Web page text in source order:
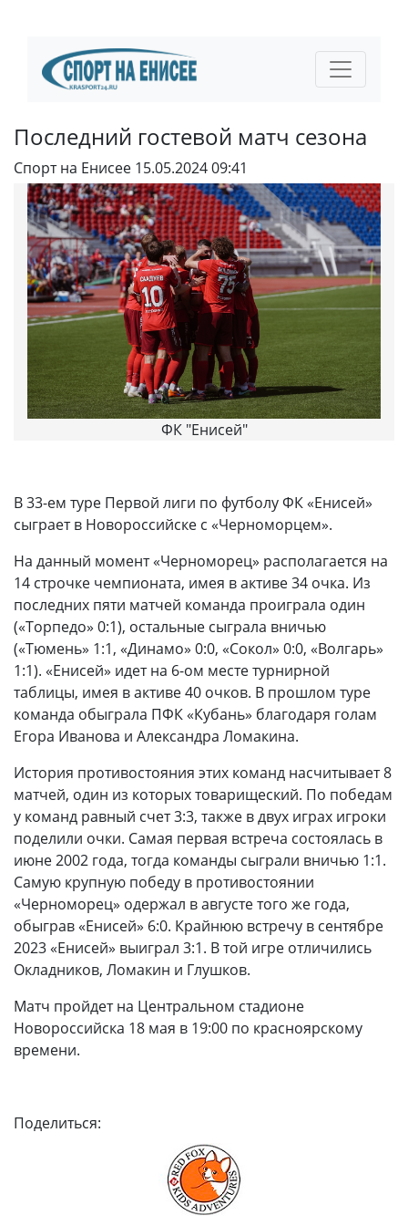
Последний гостевой матч сезона
Спорт на Енисее 15.05.2024 09:41
ФК "Енисей"
В 33-ем туре Первой лиги по футболу ФК «Енисей»
сыграет в Новороссийске с «Черноморцем».
На данный момент «Черноморец» располагается на
14 строчке чемпионата, имея в активе 34 очка. Из
последних пяти матчей команда проиграла один
(«Торпедо» 0:1), остальные сыграла вничью
(«Тюмень» 1:1, «Динамо» 0:0, «Сокол» 0:0, «Волгарь»
1:1). «Енисей» идет на 6-ом месте турнирной
таблицы, имея в активе 40 очков. В прошлом туре
команда обыграла ПФК «Кубань» благодаря голам
Егора Иванова и Александра Ломакина.
История противостояния этих команд насчитывает 8
матчей, один из которых товарищеский. По победам
у команд равный счет 3:3, также в двух играх игроки
поделили очки. Самая первая встреча состоялась в
июне 2002 года, тогда команды сыграли вничью 1:1.
Самую крупную победу в противостоянии
«Черноморец» одержал в августе того же года,
обыграв «Енисей» 6:0. Крайнюю встречу в сентябре
2023 «Енисей» выиграл 3:1. В той игре отличились
Окладников, Ломакин и Глушков.
Матч пройдет на Центральном стадионе
Новороссийска 18 мая в 19:00 по красноярскому
времени.
Поделиться: